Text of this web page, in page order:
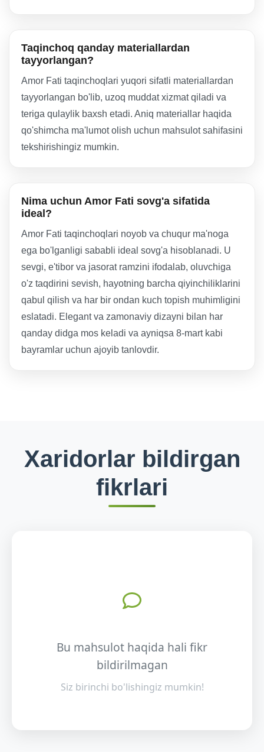
Taqinchoq qanday materiallardan
tayyorlangan?
Amor Fati taqinchoqlari yuqori sifatli materiallardan
tayyorlangan bo'lib, uzoq muddat xizmat qiladi va
teriga qulaylik baxsh etadi. Aniq materiallar haqida
qo'shimcha ma'lumot olish uchun mahsulot sahifasini
tekshirishingiz mumkin.
Nima uchun Amor Fati sovg'a sifatida
ideal?
Amor Fati taqinchoqlari noyob va chuqur ma'noga
ega bo'lganligi sababli ideal sovg'a hisoblanadi. U
sevgi, e'tibor va jasorat ramzini ifodalab, oluvchiga
o'z taqdirini sevish, hayotning barcha qiyinchiliklarini
qabul qilish va har bir ondan kuch topish muhimligini
eslatadi. Elegant va zamonaviy dizayni bilan har
qanday didga mos keladi va ayniqsa 8-mart kabi
bayramlar uchun ajoyib tanlovdir.
Xaridorlar bildirgan
fikrlari
Bu mahsulot haqida hali fikr
bildirilmagan
Siz birinchi bo'lishingiz mumkin!